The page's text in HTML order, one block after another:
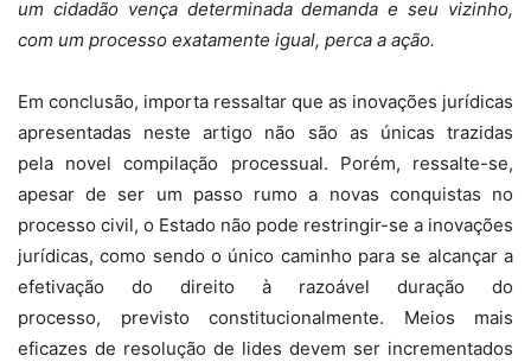
um cidadão vença determinada demanda e seu vizinho,
com um processo exatamente igual, perca a ação.
Em conclusão, importa ressaltar que as inovações jurídicas
apresentadas neste artigo não são as únicas trazidas
pela novel compilação processual. Porém, ressalte-se,
apesar de ser um passo rumo a novas conquistas no
processo civil, o Estado não pode restringir-se a inovações
jurídicas, como sendo o único caminho para se alcançar a
efetivação do direito à razoável duração do
processo, previsto constitucionalmente. Meios mais
eficazes de resolução de lides devem ser incrementados